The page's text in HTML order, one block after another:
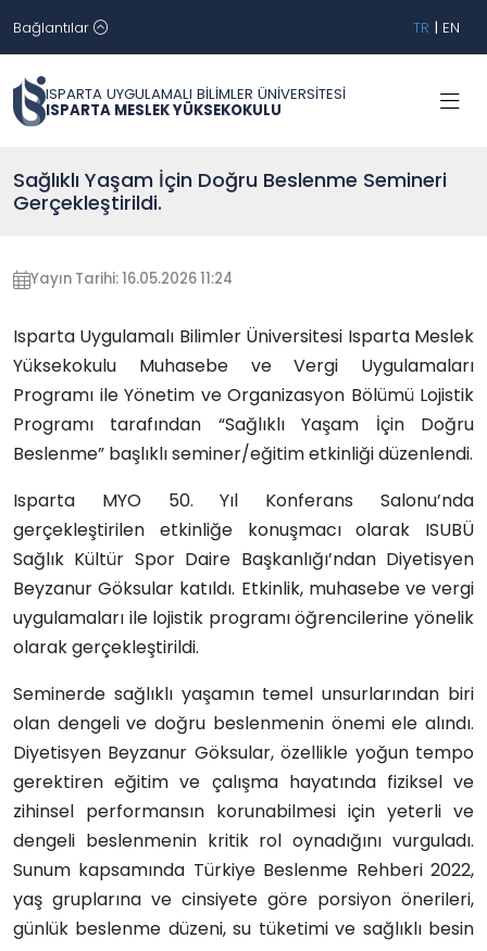
Bağlantılar TR | EN
ISPARTA UYGULAMALI BİLİMLER ÜNİVERSİTESİ
ISPARTA MESLEK YÜKSEKOKULU
Sağlıklı Yaşam İçin Doğru Beslenme Semineri
Gerçekleştirildi.
Yayın Tarihi: 16.05.2026 11:24
Isparta Uygulamalı Bilimler Üniversitesi Isparta Meslek
Yüksekokulu Muhasebe ve Vergi Uygulamaları
Programı ile Yönetim ve Organizasyon Bölümü Lojistik
Programı tarafından “Sağlıklı Yaşam İçin Doğru
Beslenme” başlıklı seminer/eğitim etkinliği düzenlendi.
Isparta MYO 50. Yıl Konferans Salonu’nda
gerçekleştirilen etkinliğe konuşmacı olarak ISUBÜ
Sağlık Kültür Spor Daire Başkanlığı’ndan Diyetisyen
Beyzanur Göksular katıldı. Etkinlik, muhasebe ve vergi
uygulamaları ile lojistik programı öğrencilerine yönelik
olarak gerçekleştirildi.
Seminerde sağlıklı yaşamın temel unsurlarından biri
olan dengeli ve doğru beslenmenin önemi ele alındı.
Diyetisyen Beyzanur Göksular, özellikle yoğun tempo
gerektiren eğitim ve çalışma hayatında fiziksel ve
zihinsel performansın korunabilmesi için yeterli ve
dengeli beslenmenin kritik rol oynadığını vurguladı.
Sunum kapsamında Türkiye Beslenme Rehberi 2022,
yaş gruplarına ve cinsiyete göre porsiyon önerileri,
günlük beslenme düzeni, su tüketimi ve sağlıklı besin